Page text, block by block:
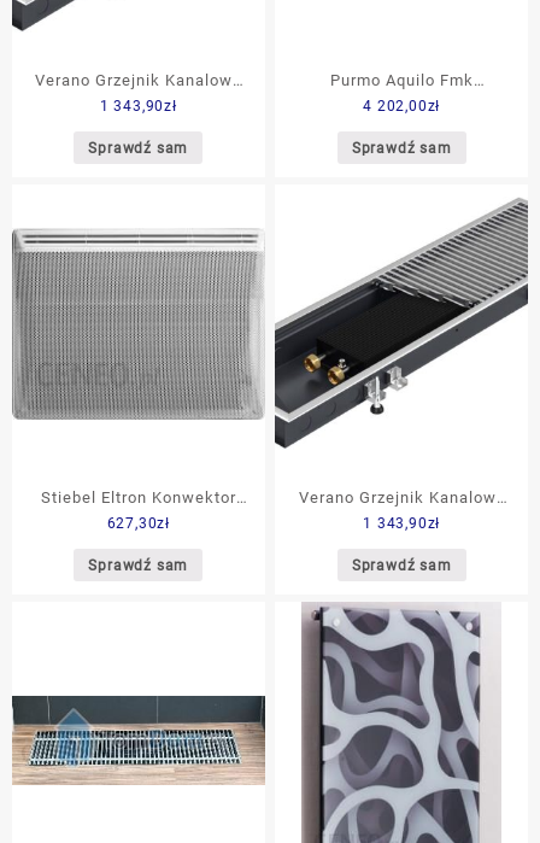
Verano Grzejnik Kanalowy
Vk15200 484W
1 343,90zł
Sprawdź sam
Purmo Aquilo Fmk
110X1700X420
4 202,00zł
Sprawdź sam
Stiebel Eltron Konwektor
Promiennikowy Cnr 150
627,30zł
Sprawdź sam
Verano Grzejnik Kanalowy
Vk15250 354W
1 343,90zł
Sprawdź sam